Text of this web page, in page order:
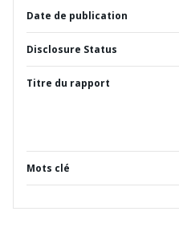
Date de publication
Disclosure Status
Titre du rapport
Mots clé